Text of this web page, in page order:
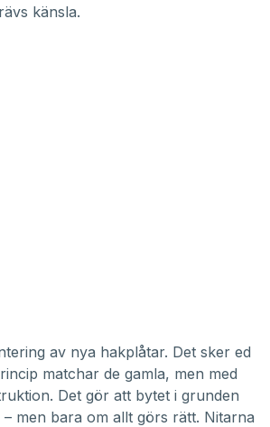
känsla.
av nya hakplåtar. Det sker ed
matchar de gamla, men med
Det gör att bytet i grunden
men bara om allt görs rätt. Nitarna